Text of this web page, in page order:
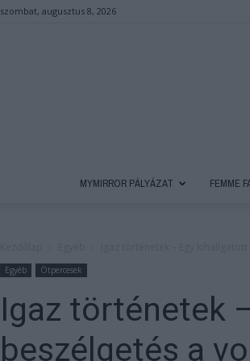
szombat, augusztus 8, 2026
MYMIRROR PÁLYÁZAT FEMME
Egyéb Ötpercesek
Igaz történetek
beszélgetés a